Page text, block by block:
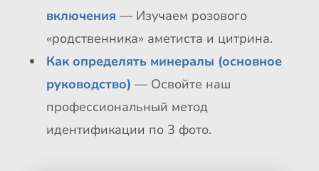
включения — Изучаем розового
«родственника» аметиста и цитрина.
Как определять минералы (основное
руководство) — Освойте наш
профессиональный метод
идентификации по 3 фото.